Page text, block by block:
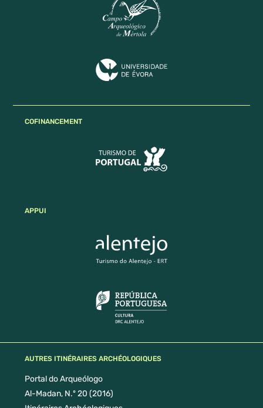
COFINANCEMENT
APPUI
AUTRES ITINÉRAIRES ARCHÉOLOGIQUES
Portal do Arqueólogo
Al-Madan, N.º 20 (2016)